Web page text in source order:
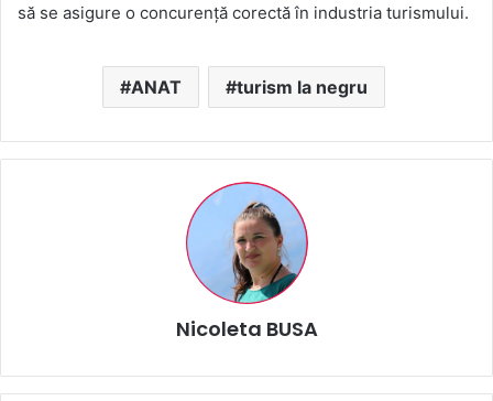
să se asigure o concurență corectă în industria turismului.
ANAT turism la negru
Nicoleta BUSA